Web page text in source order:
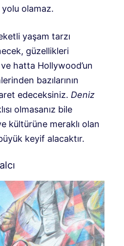
olamaz.
yaşam tarzı
güzellikleri
hatta Hollywood’un
bazılarının
edeceksiniz. Deniz
olmasanız bile
kültürüne meraklı olan
keyif alacaktır.